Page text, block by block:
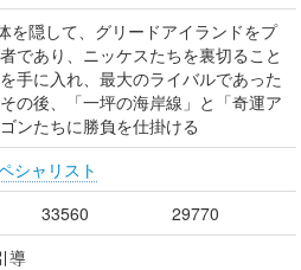
を隠して、グリードアイランドをプ
であり、ニッケスたちを裏切ること
手に入れ、最大のライバルであった
の後、「一坪の海岸線」と「奇運ア
ンたちに勝負を仕掛ける
シャリスト
33560
29770
導